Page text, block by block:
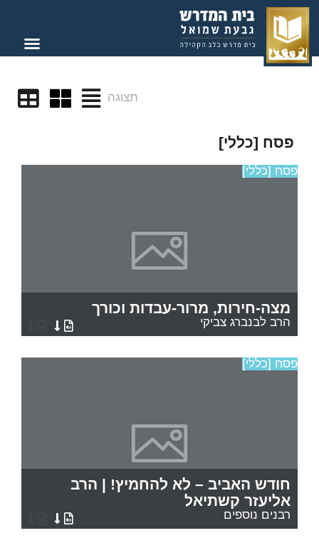
תצוגה
פסח [כללי]
פסח [כללי]
מצה-חירות, מרור-עבדות וכורך
הרב לבנברג צביקי
פסח [כללי]
חודש האביב – לא להחמיץ! | הרב
אליעזר קשתיאל
רבנים נוספים